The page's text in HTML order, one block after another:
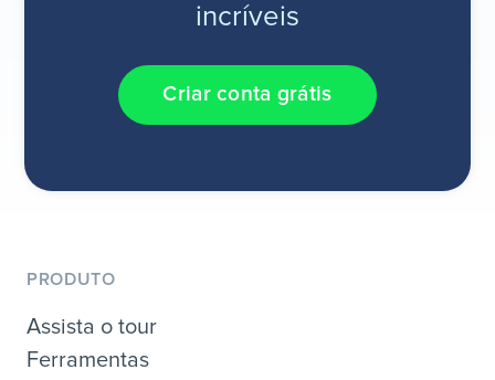
incríveis
Criar conta grátis
PRODUTO
Assista o tour
Ferramentas